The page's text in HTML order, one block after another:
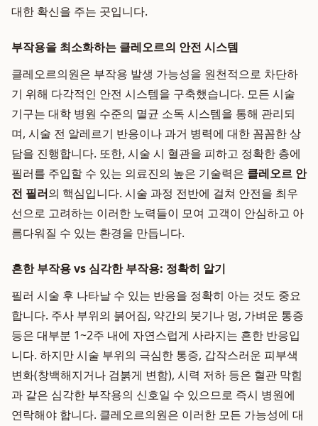
대한 확신을 주는 곳입니다.
부작용을 최소화하는 클레오르의 안전 시스템
클레오르의원은 부작용 발생 가능성을 원천적으로 차단하
기 위해 다각적인 안전 시스템을 구축했습니다. 모든 시술
기구는 대학 병원 수준의 멸균 소독 시스템을 통해 관리되
며, 시술 전 알레르기 반응이나 과거 병력에 대한 꼼꼼한 상
담을 진행합니다. 또한, 시술 시 혈관을 피하고 정확한 층에
필러를 주입할 수 있는 의료진의 높은 기술력은 클레오르 안
전 필러의 핵심입니다. 시술 과정 전반에 걸쳐 안전을 최우
선으로 고려하는 이러한 노력들이 모여 고객이 안심하고 아
름다워질 수 있는 환경을 만듭니다.
흔한 부작용 vs 심각한 부작용: 정확히 알기
필러 시술 후 나타날 수 있는 반응을 정확히 아는 것도 중요
합니다. 주사 부위의 붉어짐, 약간의 붓기나 멍, 가벼운 통증
등은 대부분 1~2주 내에 자연스럽게 사라지는 흔한 반응입
니다. 하지만 시술 부위의 극심한 통증, 갑작스러운 피부색
변화(창백해지거나 검붉게 변함), 시력 저하 등은 혈관 막힘
과 같은 심각한 부작용의 신호일 수 있으므로 즉시 병원에
연락해야 합니다. 클레오르의원은 이러한 모든 가능성에 대